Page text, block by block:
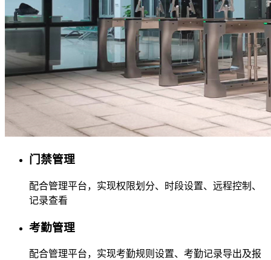
门禁管理
配合管理平台，实现权限划分、时段设置、远程控制、
记录查看
考勤管理
配合管理平台，实现考勤规则设置、考勤记录导出及报